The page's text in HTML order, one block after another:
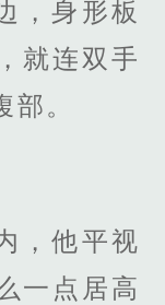
，身形板
就连双手
。
，他平视
一点居高